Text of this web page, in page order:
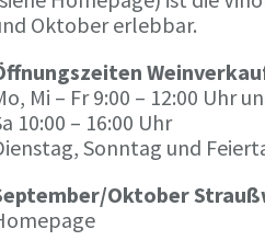
Oktober erlebbar.
Mi – Fr 9:00 – 12:00 Uhr
10:00 – 16:00 Uhr
Sonntag und
Oktober